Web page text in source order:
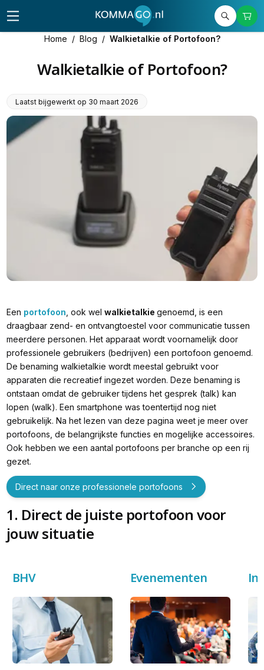
Home / Blog / Walkietalkie of Portofoon?
Walkietalkie of Portofoon?
Laatst bijgewerkt op 30 maart 2026
Een portofoon , ook wel walkietalkie genoemd, is een
draagbaar zend- en ontvangtoestel voor communicatie tussen
meerdere personen. Het apparaat wordt voornamelijk door
professionele gebruikers (bedrijven) een portofoon genoemd.
De benaming walkietalkie wordt meestal gebruikt voor
apparaten die recreatief ingezet worden. Deze benaming is
ontstaan omdat de gebruiker tijdens het gesprek (talk) kan
lopen (walk). Een smartphone was toentertijd nog niet
gebruikelijk. Na het lezen van deze pagina weet je meer over
portofoons, de belangrijkste functies en mogelijke accessoires.
Ook hebben we een aantal portofoons per branche op een rij
gezet.
Direct naar onze professionele portofoons
1. Direct de juiste portofoon voor
jouw situatie
BHV Evenementen